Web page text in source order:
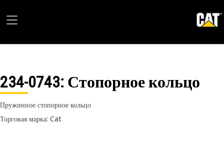
234-0743: Стопорное кольцо
Пружинное стопорное кольцо
Торговая марка: Cat